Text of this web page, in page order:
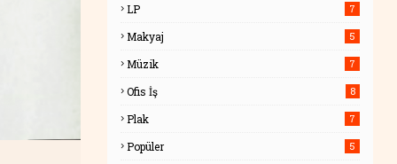
LP 7
Makyaj 5
Müzik 7
Ofis İş 8
Plak 7
Popüler 5